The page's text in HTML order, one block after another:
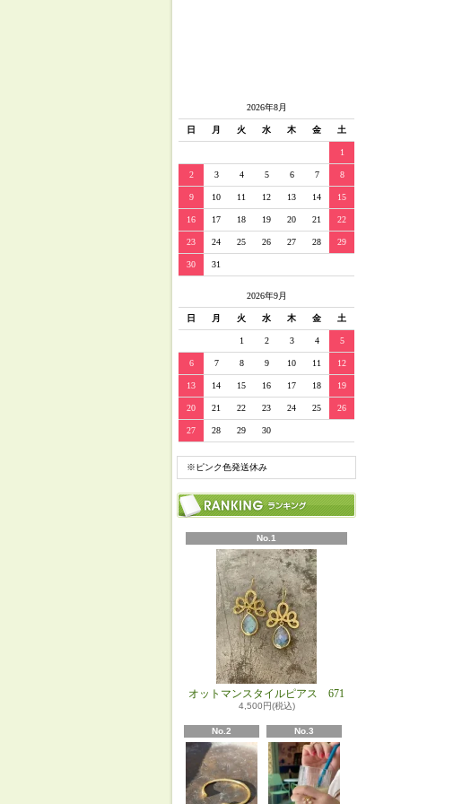
2026年8月
日 月 火 水 木 金 土
1
2 3 4 5 6 7 8
9 10 11 12 13 14 15
16 17 18 19 20 21 22
23 24 25 26 27 28 29
30 31
2026年9月
日 月 火 水 木 金 土
1 2 3 4 5
6 7 8 9 10 11 12
13 14 15 16 17 18 19
20 21 22 23 24 25 26
27 28 29 30
※ピンク色発送休み
No.1
オットマンスタイルピアス 671
4,500円(税込)
No.2 No.3